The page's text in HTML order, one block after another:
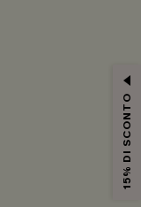
15% DI SCONTO